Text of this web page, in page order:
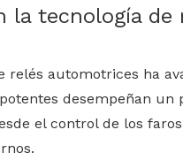
la tecnología
relés automotrices ha
desempeñan
el control de los